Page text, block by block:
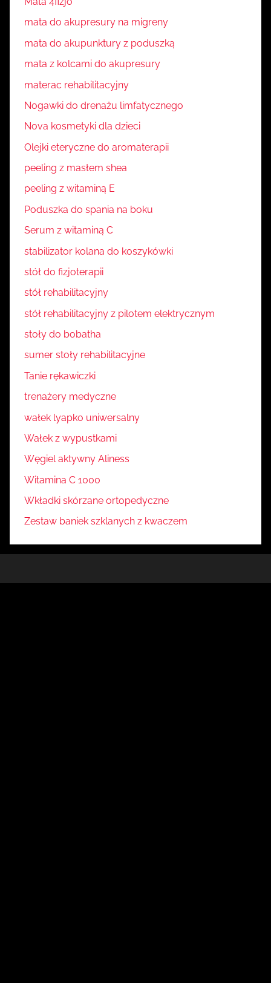
mata do akupresury na migreny
mata do akupunktury z poduszką
mata z kolcami do akupresury
materac rehabilitacyjny
Nogawki do drenażu limfatycznego
Nova kosmetyki dla dzieci
Olejki eteryczne do aromaterapii
peeling z masłem shea
peeling z witaminą E
Poduszka do spania na boku
Serum z witaminą C
stabilizator kolana do koszykówki
stół do fizjoterapii
stół rehabilitacyjny
stół rehabilitacyjny z pilotem elektrycznym
stoły do bobatha
sumer stoły rehabilitacyjne
Tanie rękawiczki
trenażery medyczne
wałek lyapko uniwersalny
Wałek z wypustkami
Węgiel aktywny Aliness
Witamina C 1000
Wkładki skórzane ortopedyczne
Zestaw baniek szklanych z kwaczem